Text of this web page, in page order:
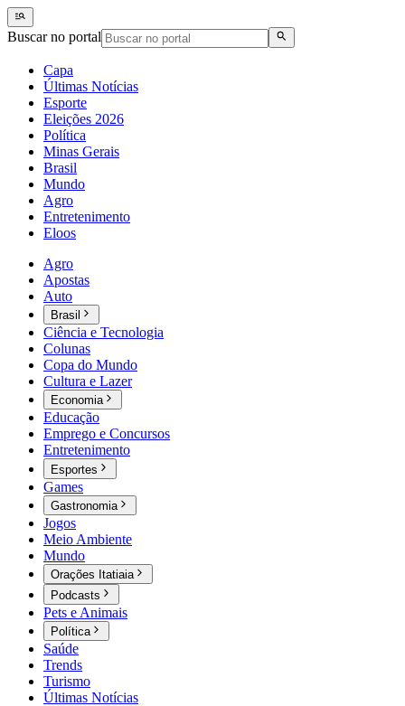
Buscar no portal
Capa
Últimas Notícias
Esporte
Eleições 2026
Política
Minas Gerais
Brasil
Mundo
Agro
Entretenimento
Eloos
Agro
Apostas
Auto
Brasil
Ciência e Tecnologia
Colunas
Copa do Mundo
Cultura e Lazer
Economia
Educação
Emprego e Concursos
Entretenimento
Esportes
Games
Gastronomia
Jogos
Meio Ambiente
Mundo
Orações Itatiaia
Podcasts
Pets e Animais
Política
Saúde
Trends
Turismo
Últimas Notícias